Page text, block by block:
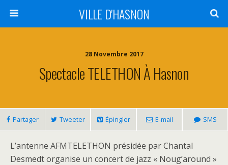
VILLE D'HASNON
28 Novembre 2017
Spectacle TELETHON À Hasnon
Partager Tweeter Épingler E-mail SMS
L’antenne AFMTELETHON présidée par Chantal
Desmedt organise un concert de jazz « Noug’around »